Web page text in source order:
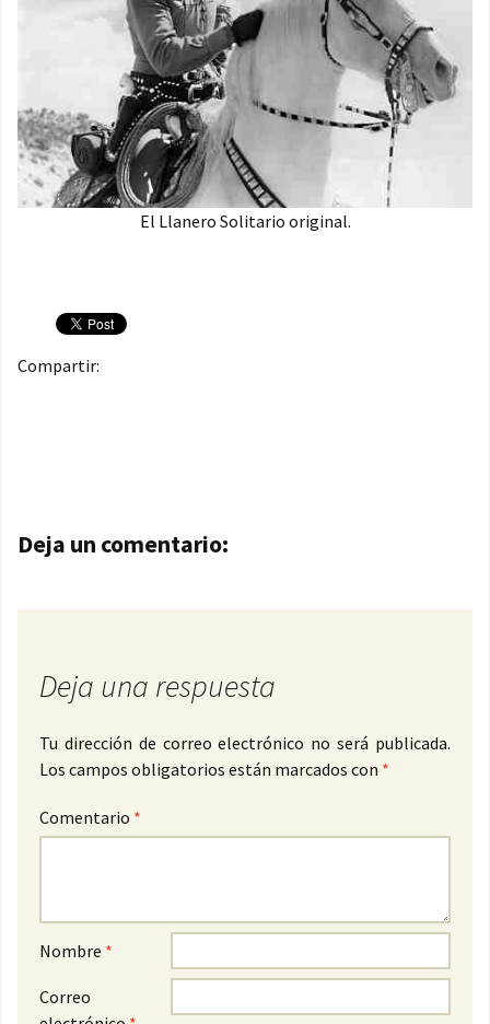
El Llanero Solitario original.
Compartir:
Navegación de entradas
Deja un comentario:
Deja una respuesta
Tu dirección de correo electrónico no será publicada.
Los campos obligatorios están marcados con *
Comentario *
Nombre *
Correo